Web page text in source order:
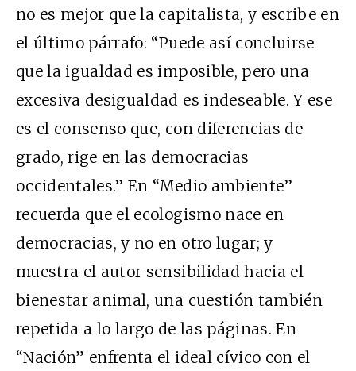
no es mejor que la capitalista, y escribe en
el último párrafo: “Puede así concluirse
que la igualdad es imposible, pero una
excesiva desigualdad es indeseable. Y ese
es el consenso que, con diferencias de
grado, rige en las democracias
occidentales.” En “Medio ambiente”
recuerda que el ecologismo nace en
democracias, y no en otro lugar; y
muestra el autor sensibilidad hacia el
bienestar animal, una cuestión también
repetida a lo largo de las páginas. En
“Nación” enfrenta el ideal cívico con el